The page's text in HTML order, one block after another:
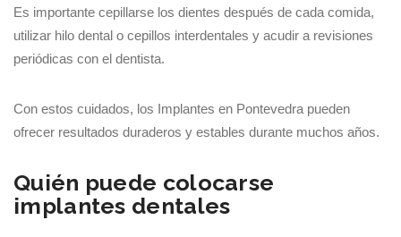
Es importante cepillarse los dientes después de cada comida,
utilizar hilo dental o cepillos interdentales y acudir a revisiones
periódicas con el dentista.
Con estos cuidados, los Implantes en Pontevedra pueden
ofrecer resultados duraderos y estables durante muchos años.
Quién puede colocarse
implantes dentales